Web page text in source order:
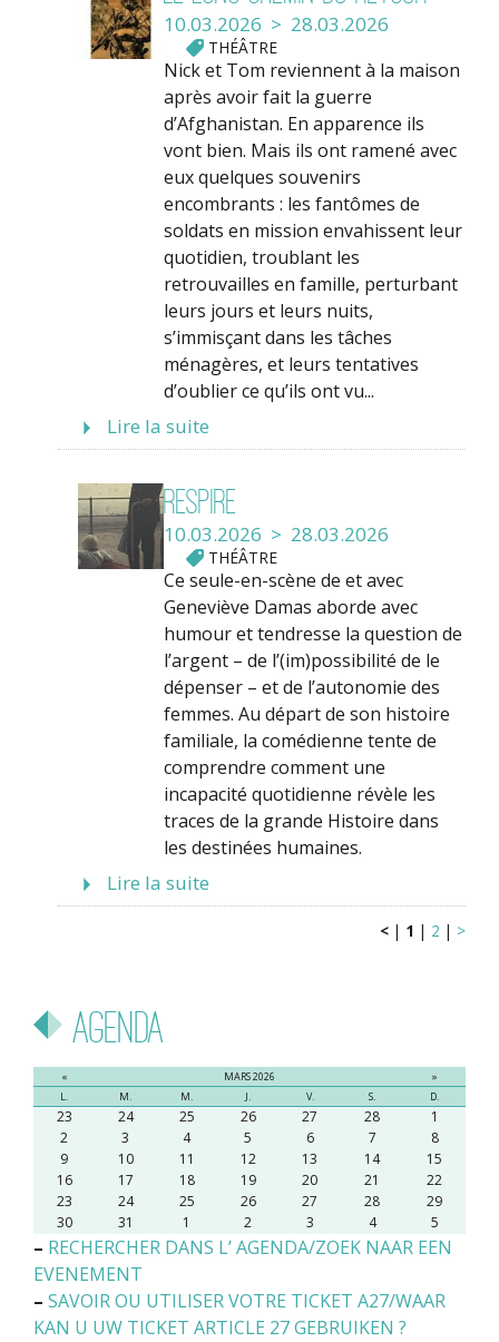
10.03.2026 > 28.03.2026
THÉÂTRE
Nick et Tom reviennent à la maison
après avoir fait la guerre
d’Afghanistan. En apparence ils
vont bien. Mais ils ont ramené avec
eux quelques souvenirs
encombrants : les fantômes de
soldats en mission envahissent leur
quotidien, troublant les
retrouvailles en famille, perturbant
leurs jours et leurs nuits,
s’immisçant dans les tâches
ménagères, et leurs tentatives
d’oublier ce qu’ils ont vu...
Lire la suite
Respire
10.03.2026 > 28.03.2026
THÉÂTRE
Ce seule-en-scène de et avec
Geneviève Damas aborde avec
humour et tendresse la question de
l’argent – de l’(im)possibilité de le
dépenser – et de l’autonomie des
femmes. Au départ de son histoire
familiale, la comédienne tente de
comprendre comment une
incapacité quotidienne révèle les
traces de la grande Histoire dans
les destinées humaines.
Lire la suite
< | 1 | 2 | >
Agenda
« MARS 2026
»
L.
M. M. J. V. S. D.
23 24 25 26 27 28
1
2
3 4 5 6 7
8
9
10 11 12 13 14
15
16
17 18 19 20 21
22
23
24 25 26 27 28
29
30
31 1 2 3 4 5
– RECHERCHER DANS L’ AGENDA/ZOEK NAAR EEN
EVENEMENT
– SAVOIR OU UTILISER VOTRE TICKET A27/WAAR
KAN U UW TICKET ARTICLE 27 GEBRUIKEN ?